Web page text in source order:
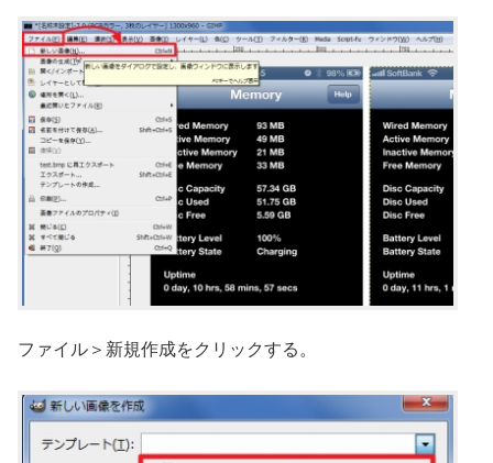
ファイル＞新規作成をクリックする。